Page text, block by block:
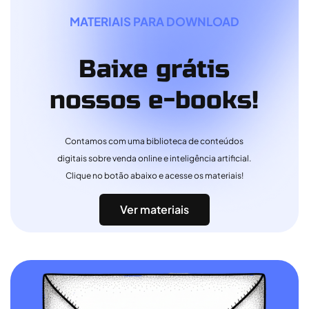
MATERIAIS PARA DOWNLOAD
Baixe grátis
nossos e-books!
Contamos com uma biblioteca de conteúdos
digitais sobre venda online e inteligência artificial.
Clique no botão abaixo e acesse os materiais!
Ver materiais